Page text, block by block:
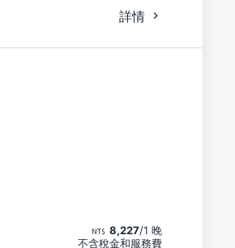
詳情
8,227/1 晚
不含稅金和服務費